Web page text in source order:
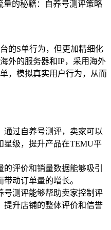
的S单行为，但更加精细化
外的服务器和IP，采用海外
，模拟真实用户行为，从而
通过自养号测评，卖家可以
星级，提升产品在TEMU平
的评价和销量数据能够吸引
动订单量的增长。
号测评能够帮助卖家控制评
提升店铺的整体评价和信誉